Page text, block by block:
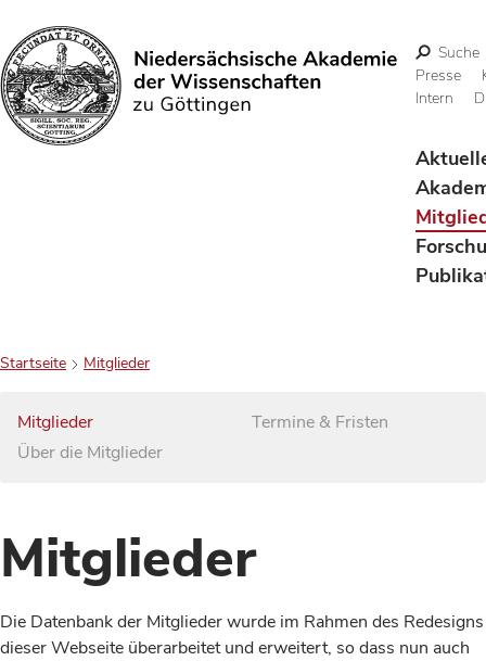
Suchen
Suche
Presse
Intern
Startseite Mitglieder
Mitglieder
Über die Mitglieder
Termine & Fristen
Mitglieder
Die Datenbank der Mitglieder wurde im Rahmen des Redesigns
dieser Webseite überarbeitet und erweitert, so dass nun auch